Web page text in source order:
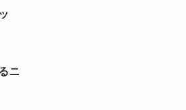
ニ